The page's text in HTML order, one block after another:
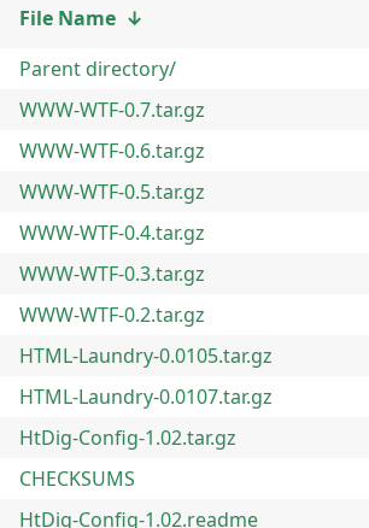
File Name ↓
Parent directory/
WWW-WTF-0.7.tar.gz
WWW-WTF-0.6.tar.gz
WWW-WTF-0.5.tar.gz
WWW-WTF-0.4.tar.gz
WWW-WTF-0.3.tar.gz
WWW-WTF-0.2.tar.gz
HTML-Laundry-0.0105.tar.gz
HTML-Laundry-0.0107.tar.gz
HtDig-Config-1.02.tar.gz
CHECKSUMS
HtDig-Config-1.02.readme